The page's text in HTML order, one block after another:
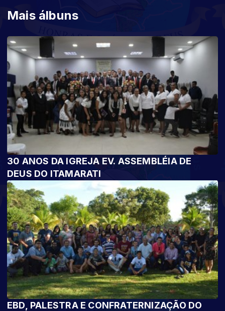
Mais álbuns
30 ANOS DA IGREJA EV. ASSEMBLÉIA DE
DEUS DO ITAMARATI
EBD, PALESTRA E CONFRATERNIZAÇÃO DO